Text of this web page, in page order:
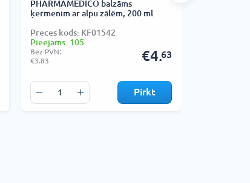
PHARMAMEDICO balzāms
ķermenim ar alpu zālēm, 200 ml
Preces kods: KF01542
Pieejams: 105
Bez PVN:
€3.83
€4.63
Pirkt